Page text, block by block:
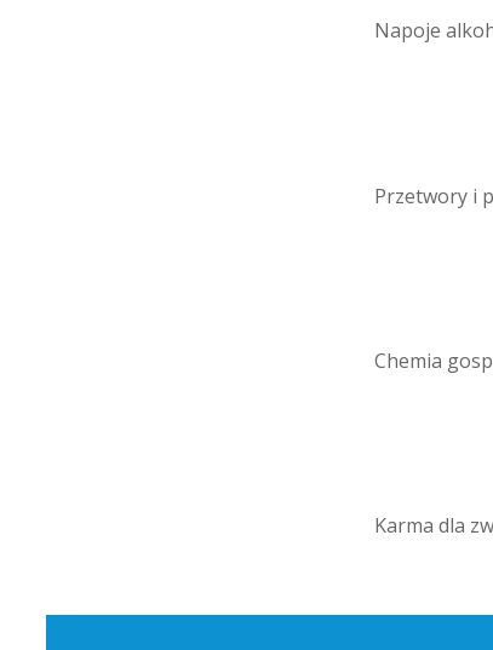
Napoje
Przetwory i
Chemia
Karma dla